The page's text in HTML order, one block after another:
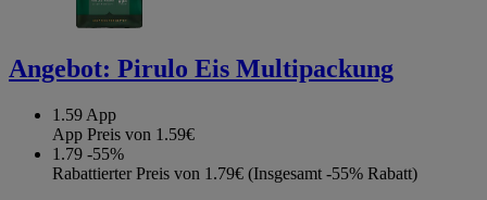
Angebot: Pirulo Eis Multipackung
1.59 App
App Preis von 1.59€
1.79 -55%
Rabattierter Preis von 1.79€ (Insgesamt -55% Rabatt)